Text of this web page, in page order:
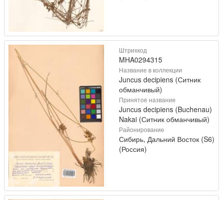
Штрихкод
MHA0294315
Название в коллекции
Juncus decipiens (Ситник
обманчивый)
Принятое название
Juncus decipiens (Buchenau)
Nakai (Ситник обманчивый)
Районирование
Сибирь, Дальний Восток (S6)
(Россия)